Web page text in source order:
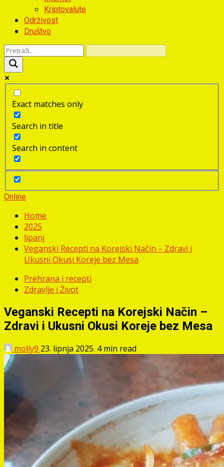
Kriptovalute
Održivost
Društvo
Exact matches only
Search in title
Search in content
Online
Home
2025
lipanj
Veganski Recepti na Korejski Način – Zdravi i
Ukusni Okusi Koreje bez Mesa
Prehrana i recepti
Zdravlje i Život
Veganski Recepti na Korejski Način –
Zdravi i Ukusni Okusi Koreje bez Mesa
molly9 23. lipnja 2025. 4 min read